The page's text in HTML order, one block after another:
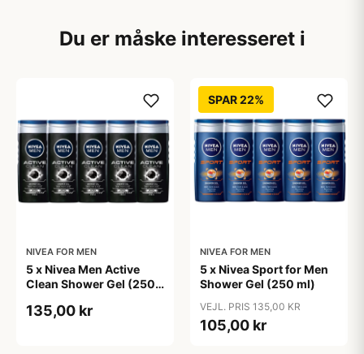
Du er måske interesseret i
NIVEA FOR MEN
5 x Nivea Men Active
Clean Shower Gel (250
135,00 kr
SPAR 22%
NIVEA FOR MEN
5 x Nivea Sport for Men
Shower Gel (250 ml)
VEJL. PRIS 135,00 KR
105,00 kr